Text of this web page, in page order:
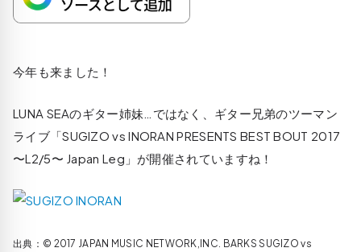
今年も来ました！
LUNA SEAのギター姉妹…ではなく、ギター兄弟のツーマン
ライブ「SUGIZO vs INORAN PRESENTS BEST BOUT 2017
〜L2/5〜 Japan Leg」が開催されていますね！
出典：© 2017 JAPAN MUSIC NETWORK,INC. BARKS SUGIZO vs